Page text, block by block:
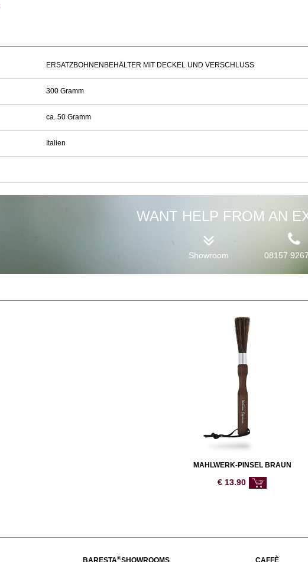
ERSATZBOHNENBEHÄLTER MIT DECKEL UND VERSCHLUSS
300 Gramm
ca. 50 Gramm
Italien
WANT HELP FROM AN
Showroom 08157
MAHLWERK-PINSEL BRAUN
€ 13.90
®